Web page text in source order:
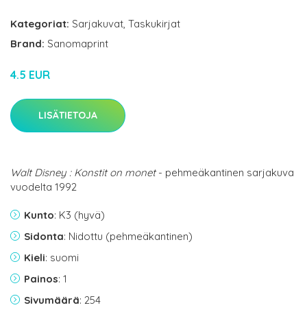
Kategoriat: Sarjakuvat, Taskukirjat
Brand: Sanomaprint
4.5 EUR
LISÄTIETOJA
Walt Disney : Konstit on monet- pehmeäkantinen sarjakuva
vuodelta 1992
Kunto: K3 (hyvä)
Sidonta: Nidottu (pehmeäkantinen)
Kieli: suomi
Painos: 1
Sivumäärä: 254